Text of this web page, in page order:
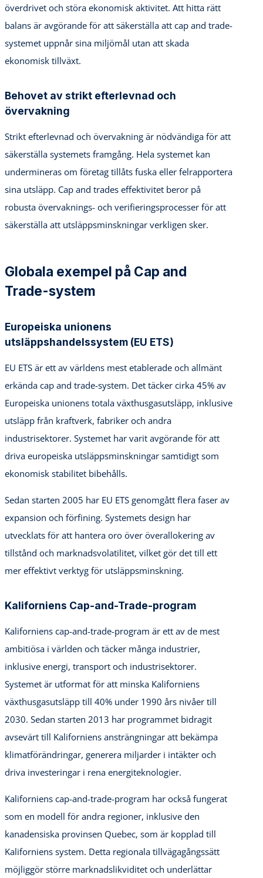
överdrivet och störa ekonomisk aktivitet. Att hitta rätt
balans är avgörande för att säkerställa att cap and trade-
systemet uppnår sina miljömål utan att skada
ekonomisk tillväxt.
Behovet av strikt efterlevnad och
övervakning
Strikt efterlevnad och övervakning är nödvändiga för att
säkerställa systemets framgång. Hela systemet kan
undermineras om företag tillåts fuska eller felrapportera
sina utsläpp. Cap and trades effektivitet beror på
robusta övervaknings- och verifieringsprocesser för att
säkerställa att utsläppsminskningar verkligen sker.
Globala exempel på Cap and
Trade-system
Europeiska unionens
utsläppshandelssystem (EU ETS)
EU ETS är ett av världens mest etablerade och allmänt
erkända cap and trade-system. Det täcker cirka 45% av
Europeiska unionens totala växthusgasutsläpp, inklusive
utsläpp från kraftverk, fabriker och andra
industrisektorer. Systemet har varit avgörande för att
driva europeiska utsläppsminskningar samtidigt som
ekonomisk stabilitet bibehålls.
Sedan starten 2005 har EU ETS genomgått flera faser av
expansion och förfining. Systemets design har
utvecklats för att hantera oro över överallokering av
tillstånd och marknadsvolatilitet, vilket gör det till ett
mer effektivt verktyg för utsläppsminskning.
Kaliforniens Cap-and-Trade-program
Kaliforniens cap-and-trade-program är ett av de mest
ambitiösa i världen och täcker många industrier,
inklusive energi, transport och industrisektorer.
Systemet är utformat för att minska Kaliforniens
växthusgasutsläpp till 40% under 1990 års nivåer till
2030. Sedan starten 2013 har programmet bidragit
avsevärt till Kaliforniens ansträngningar att bekämpa
klimatförändringar, generera miljarder i intäkter och
driva investeringar i rena energiteknologier.
Kaliforniens cap-and-trade-program har också fungerat
som en modell för andra regioner, inklusive den
kanadensiska provinsen Quebec, som är kopplad till
Kaliforniens system. Detta regionala tillvägagångssätt
möjliggör större marknadslikviditet och underlättar